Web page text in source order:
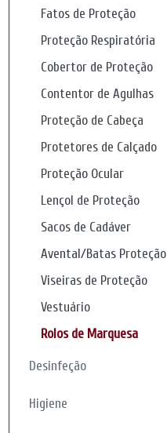
Fatos de Proteção
Proteção Respiratória
Cobertor de Proteção
Contentor de Agulhas
Proteção de Cabeça
Protetores de Calçado
Proteção Ocular
Lençol de Proteção
Sacos de Cadáver
Avental/Batas Proteção
Viseiras de Proteção
Vestuário
Rolos de Marquesa
Desinfeção
Higiene